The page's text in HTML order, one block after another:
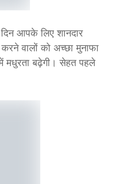
आपके लिए शानदार
करने वालों को अच्छा मुनाफा
मधुरता बढ़ेगी। सेहत पहले